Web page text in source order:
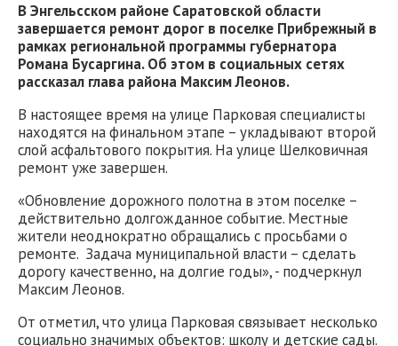
В Энгельсском районе Саратовской области
завершается ремонт дорог в поселке Прибрежный в
рамках региональной программы губернатора
Романа Бусаргина. Об этом в социальных сетях
рассказал глава района Максим Леонов.
В настоящее время на улице Парковая специалисты
находятся на финальном этапе – укладывают второй
слой асфальтового покрытия. На улице Шелковичная
ремонт уже завершен.
«Обновление дорожного полотна в этом поселке –
действительно долгожданное событие. Местные
жители неоднократно обращались с просьбами о
ремонте. Задача муниципальной власти – сделать
дорогу качественно, на долгие годы», - подчеркнул
Максим Леонов.
От отметил, что улица Парковая связывает несколько
социально значимых объектов: школу и детские сады.